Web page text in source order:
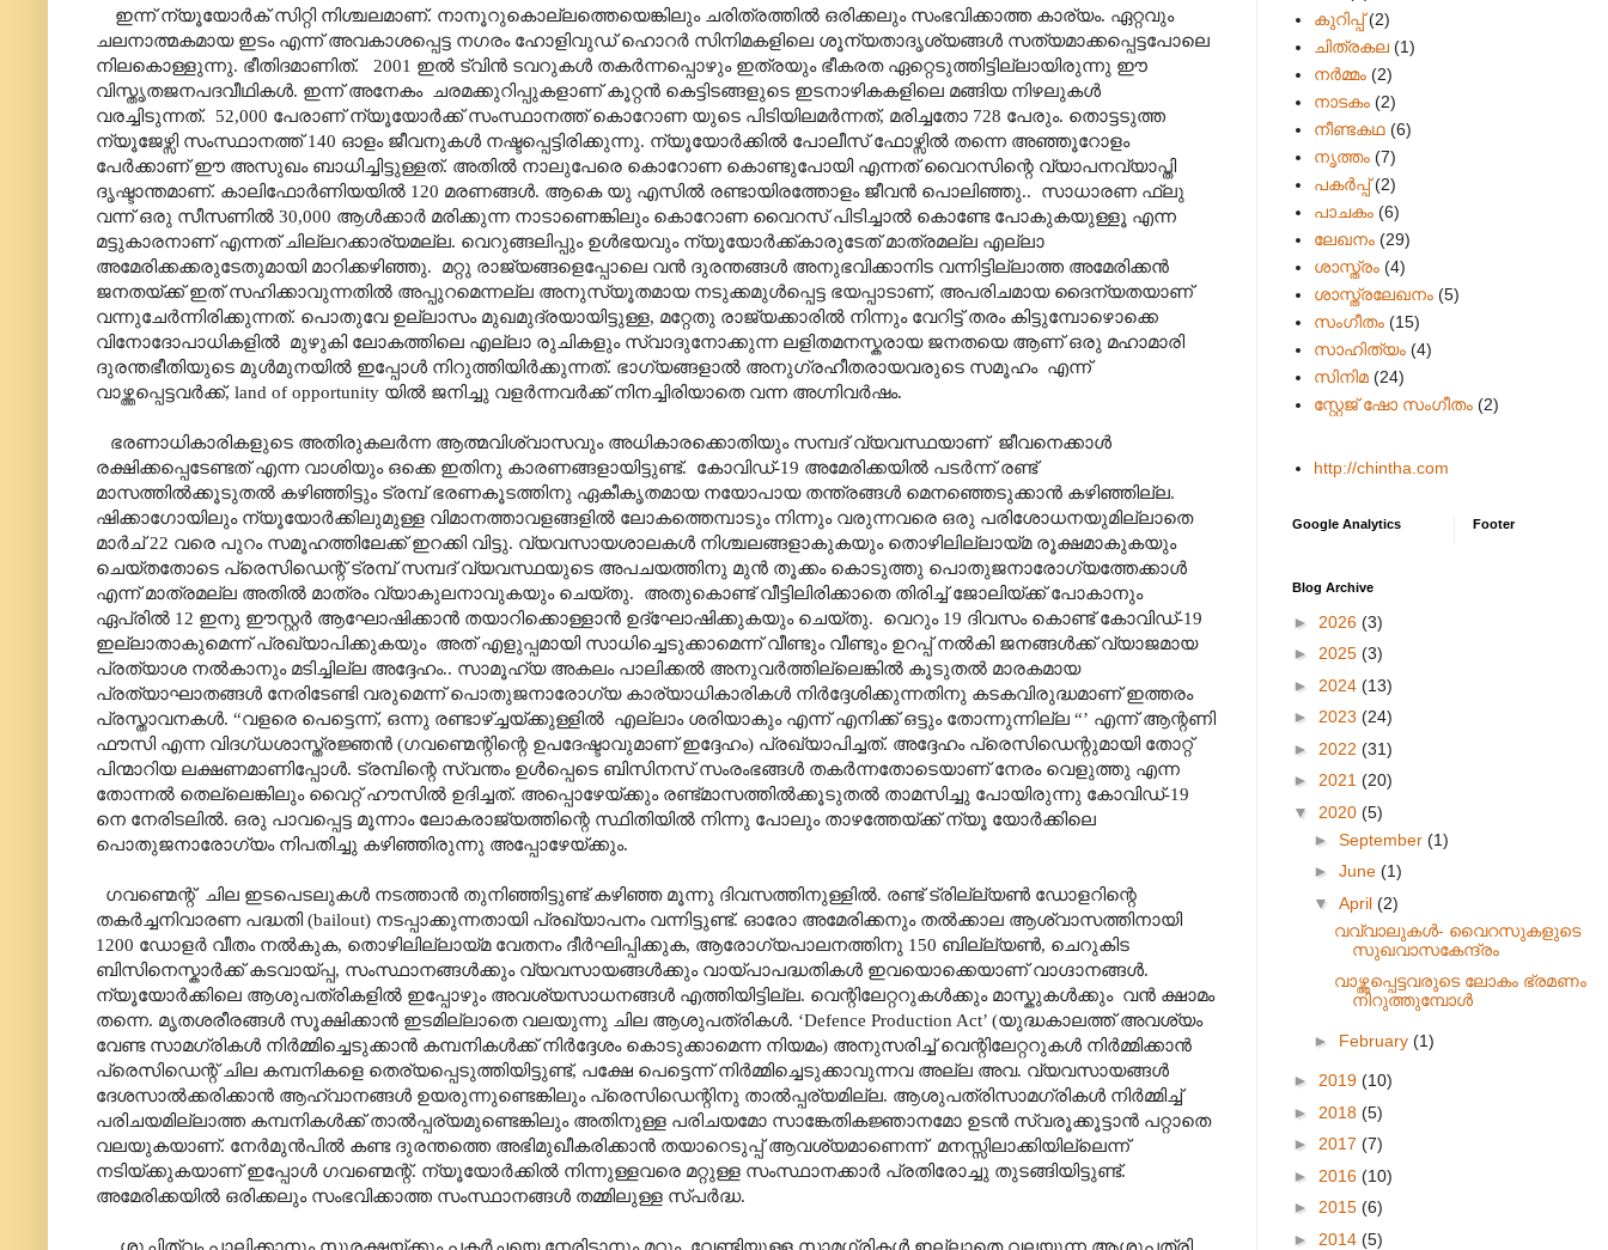
ഇന്ന് ന്യൂയോർക് സിറ്റി നിശ്ചലമാണ്. നാനൂറുകൊല്ലത്തെയെങ്കിലും ചരിത്രത്തിൽ ഒരിക്കലും സംഭവിക്കാത്ത കാര്യം. ഏറ്റവും
ചലനാത്മകമായ ഇടം എന്ന് അവകാശപ്പെട്ട നഗരം ഹോളിവുഡ് ഹൊറർ സിനിമകളിലെ ശൂന്യതാദൃശ്യങ്ങൾ സത്യമാക്കപ്പെട്ടപോലെ
നിലകൊള്ളുന്നു. ഭീതിദമാണിത്.
2001 ഇൽ ട്വിൻ ടവറുകൾ തകർന്നപ്പൊഴും ഇത്രയും ഭീകരത ഏറ്റെടുത്തിട്ടില്ലായിരുന്നു ഈ
വിസ്തൃതജനപദവീഥികൾ. ഇന്ന് അനേകം
ചരമക്കുറിപ്പുകളാണ് കൂറ്റൻ കെട്ടിടങ്ങളുടെ ഇടനാഴികകളിലെ മങ്ങിയ നിഴലുകൾ
വരച്ചിടുന്നത്. 52,000 പേരാണ് ന്യൂയോർക്ക് സംസ്ഥാനത്ത് കൊറോണ യുടെ പിടിയിലമർന്നത്, മരിച്ചതോ 728 പേരും. തൊട്ടടുത്ത
ന്യൂജേഴ്സി സംസ്ഥാനത്ത് 140 ഓളം ജീവനുകൾ നഷ്ടപ്പെട്ടിരിക്കുന്നു. ന്യൂയോർക്കിൽ പോലീസ് ഫോഴ്സിൽ തന്നെ അഞ്ഞൂറോളം
പേർക്കാണ് ഈ അസുഖം ബാധിച്ചിട്ടുള്ളത്. അതിൽ നാലുപേരെ കൊറോണ കൊണ്ടുപോയി എന്നത് വൈറസിന്റെ വ്യാപനവ്യാപ്തി
ദൃഷ്ടാന്തമാണ്. കാലിഫോർണിയയിൽ 1 20 മരണങ്ങൾ. ആകെ യു എസിൽ രണ്ടായിരത്തോളം ജീവൻ പൊലിഞ്ഞു.. സാധാരണ ഫ്ലു
വന്ന് ഒരു സീസണിൽ 30,000 ആൾക്കാർ മരിക്കുന്ന നാടാണെങ്കിലും കൊറോണ വൈറസ് പിടിച്ചാൽ കൊണ്ടേ പോകുകയുള്ളൂ എന്ന
മട്ടുകാരനാണ് എന്നത് ചില്ലറക്കാര്യമല്ല. വെറുങ്ങലിപ്പും ഉൾഭയവും ന്യൂയോർക്ക്കാരുടേത് മാത്രമല്ല എല്ലാ
അമേരിക്കക്കരുടേതുമായി മാറിക്കഴിഞ്ഞു. മറ്റു രാജ്യങ്ങളെപ്പോലെ വൻ ദുരന്തങ്ങൾ അനുഭവിക്കാനിട വന്നിട്ടില്ലാത്ത അമേരിക്കൻ
ജനതയ്ക്ക് ഇത് സഹിക്കാവുന്നതിൽ അപ്പുറമെന്നല്ല അനുസ്യൂതമായ നടുക്കമുൾപ്പെട്ട ഭയപ്പാടാണ്, അപരിചമായ ദൈന്യതയാണ്
വന്നുചേർന്നിരിക്കുന്നത്. പൊതുവേ ഉല്ലാസം മുഖമുദ്രയായിട്ടുള്ള, മറ്റേതു രാജ്യക്കാരിൽ നിന്നും വേറിട്ട് തരം കിട്ടുമ്പോഴൊക്കെ
വിനോദോപാധികളിൽ മുഴുകി ലോകത്തിലെ എല്ലാ രുചികളും സ്വാദുനോക്കുന്ന ലളിതമനസ്കരായ ജനതയെ ആണ് ഒരു മഹാമാരി
ദുരന്തഭീതിയുടെ മുൾമുനയിൽ ഇപ്പോൾ നിറുത്തിയിർക്കുന്നത്. ഭാഗ്യങ്ങളാൽ അനുഗ്രഹീതരായവരുടെ സമൂഹം എന്ന്
വാഴ്ത്തപ്പെട്ടവർക്ക്, land of opportunity യിൽ ജനിച്ചു വളർന്നവർക്ക് നിനച്ചിരിയാതെ വന്ന അഗ്നിവർഷം.
ഭരണാധികാരികളുടെ അതിരുകലർന്ന ആത്മവിശ്വാസവും അധികാരക്കൊതിയും സമ്പദ് വ്യവസ്ഥയാണ് ജീവനെക്കാൾ
രക്ഷിക്കപ്പെടേണ്ടത് എന്ന വാശിയും ഒക്കെ ഇതിനു കാരണങ്ങളായിട്ടുണ്ട്. കോവിഡ്-19 അമേരിക്കയിൽ പടർന്ന് രണ്ട്
മാസത്തിൽക്കൂടുതൽ കഴിഞ്ഞിട്ടും ട്രമ്പ് ഭരണകൂടത്തിനു ഏകീകൃതമായ നയോപായ തന്ത്രങ്ങൾ മെനഞ്ഞെടുക്കാൻ കഴിഞ്ഞില്ല.
ഷിക്കാഗോയിലും ന്യൂയോർക്കിലുമുള്ള വിമാനത്താവളങ്ങളിൽ ലോകത്തെമ്പാടും നിന്നും വരുന്നവരെ ഒരു പരിശോധനയുമില്ലാതെ
മാർച് 22 വരെ പുറം സമൂഹത്തിലേക്ക് ഇറക്കി വിട്ടു. വ്യവസായശാലകൾ നിശ്ചലങ്ങളാകുകയും തൊഴിലില്ലായ്മ രൂക്ഷമാകുകയും
ചെയ്തതോടെ പ്രെസിഡെന്റ് ട്രമ്പ് സമ്പദ് വ്യവസ്ഥയുടെ അപചയത്തിനു മുൻ തൂക്കം കൊടുത്തു പൊതുജനാരോഗ്യത്തേക്കാൾ
എന്ന് മാത്രമല്ല അതിൽ മാത്രം വ്യാകുലനാവുകയും ചെയ്തു. അതുകൊണ്ട് വീട്ടിലിരിക്കാതെ തിരിച്ച് ജോലിയ്ക്ക് പോകാനും
ഏപ്രിൽ 12 ഇനു ഈസ്റ്റർ ആഘോഷിക്കാൻ തയാറിക്കൊള്ളാൻ ഉദ്ഘോഷിക്കുകയും ചെയ്തു. വെറും 19 ദിവസം കൊണ്ട് കോവിഡ്-19
ഇല്ലാതാകുമെന്ന് പ്രഖ്യാപിക്കുകയും അത് എളുപ്പമായി സാധിച്ചെടുക്കാമെന്ന് വീണ്ടും വീണ്ടും ഉറപ്പ് നൽകി ജനങ്ങൾക്ക് വ്യാജമായ
പ്രത്യാശ നൽകാനും മടിച്ചില്ല അദ്ദേഹം.. സാമൂഹ്യ അകലം പാലിക്കൽ അനുവർത്തില്ലെങ്കിൽ കൂടുതൽ മാരകമായ
പ്രത്യാഘാതങ്ങൾ നേരിടേണ്ടി വരുമെന്ന് പൊതുജനാരോഗ്യ കാര്യാധികാരികൾ നിർദ്ദേശിക്കുന്നതിനു കടകവിരുദ്ധമാണ് ഇത്തരം
പ്രസ്താവനകൾ. “വളരെ പെട്ടെന്ന്, ഒന്നു രണ്ടാഴ്ച്ചയ്ക്കുള്ളിൽ എല്ലാം ശരിയാകും എന്ന് എനിക്ക് ഒട്ടും തോന്നുന്നില്ല “’ എന്ന് ആന്റണി
ഫൗസി എന്ന വിദഗ്ധശാസ്ത്രജ്ഞൻ (ഗവണ്മെന്റിന്റെ ഉപദേഷ്ടാവുമാണ് ഇദ്ദേഹം) പ്രഖ്യാപിച്ചത്. അദ്ദേഹം പ്രെസിഡെന്റുമായി തോറ്റ്
പിന്മാറിയ ലക്ഷണമാണിപ്പോൾ. ട്രമ്പിന്റെ സ്വന്തം ഉൾപ്പെടെ ബിസിനസ് സംരംഭങ്ങൾ തകർന്നതോടെയാണ് നേരം വെളുത്തു എന്ന
തോന്നൽ തെല്ലെങ്കിലും വൈറ്റ് ഹൗസിൽ ഉദിച്ചത്. അപ്പൊഴേയ്ക്കും രണ്ട്മാസത്തിൽക്കൂടുതൽ താമസിച്ചു പോയിരുന്നു കോവിഡ്-19
നെ നേരിടലിൽ. ഒരു പാവപ്പെട്ട മൂന്നാം ലോകരാജ്യത്തിന്റെ സ്ഥിതിയിൽ നിന്നു പോലും താഴത്തേയ്ക്ക് ന്യൂ യോർക്കിലെ
പൊതുജനാരോഗ്യം നിപതിച്ചു കഴിഞ്ഞിരുന്നു അപ്പോഴേയ്ക്കും.
ഗവണ്മെന്റ് ചില ഇടപെടലുകൾ നടത്താൻ തുനിഞ്ഞിട്ടുണ്ട് കഴിഞ്ഞ മൂന്നു ദിവസത്തിനുള്ളിൽ. രണ്ട് ട്രില്ല്യൺ ഡോളറിന്റെ
തകർച്ചനിവാരണ പദ്ധതി (bailout) നടപ്പാക്കുന്നതായി പ്രഖ്യാപനം വന്നിട്ടുണ്ട്. ഓരോ അമേരിക്കനും തൽക്കാല ആശ്വാസത്തിനായി
1200 ഡോളർ വീതം നൽകുക, തൊഴിലില്ലായ്മ വേതനം ദീർഘിപ്പിക്കുക, ആരോഗ്യപാലനത്തിനു 150 ബില്ല്യൺ, ചെറുകിട
ബിസിനെസ്കാർക്ക് കടവായ്പ്പ, സംസ്ഥാനങ്ങൾക്കും വ്യവസായങ്ങൾക്കും വായ്പാപദ്ധതികൾ ഇവയൊക്കെയാണ് വാഗ്ദാനങ്ങൾ.
ന്യൂയോർക്കിലെ ആശുപത്രികളിൽ ഇപ്പോഴും അവശ്യസാധനങ്ങൾ എത്തിയിട്ടില്ല. വെന്റിലേറ്ററുകൾക്കും മാസ്കുകൾക്കും വൻ ക്ഷാമം
തന്നെ. മൃതശരീരങ്ങൾ സൂക്ഷിക്കാൻ ഇടമില്ലാതെ വലയുന്നു ചില ആശുപത്രികൾ. ‘Defence Production Act’ (യുദ്ധകാലത്ത് അവശ്യം
വേണ്ട സാമഗ്രികൾ നിർമ്മിച്ചെടുക്കാൻ കമ്പനികൾക്ക് നിർദ്ദേശം കൊടുക്കാമെന്ന നിയമം) അനുസരിച്ച് വെന്റിലേറ്ററുകൾ നിർമ്മിക്കാൻ
പ്രെസിഡെന്റ് ചില കമ്പനികളെ തെര്യപ്പെടുത്തിയിട്ടുണ്ട്, പക്ഷേ പെട്ടെന്ന് നിർമ്മിച്ചെടുക്കാവുന്നവ അല്ല അവ. വ്യവസായങ്ങൾ
ദേശസാൽക്കരിക്കാൻ ആഹ്വാനങ്ങൾ ഉയരുന്നുണ്ടെങ്കിലും പ്രെസിഡെന്റിനു താൽപ്പര്യമില്ല. ആശുപത്രിസാമഗ്രികൾ നിർമ്മിച്ച്
പരിചയമില്ലാത്ത കമ്പനികൾക്ക് താൽപ്പര്യമുണ്ടെങ്കിലും അതിനുള്ള പരിചയമോ സാങ്കേതികജ്ഞാനമോ ഉടൻ സ്വരൂക്കൂട്ടാൻ പറ്റാതെ
വലയുകയാണ്. നേർമുൻപിൽ കണ്ട ദുരന്തത്തെ അഭിമുഖീകരിക്കാൻ തയാറെടുപ്പ് ആവശ്യമാണെന്ന് മനസ്സിലാക്കിയില്ലെന്ന്
നടിയ്ക്കുകയാണ് ഇപ്പോൾ ഗവണ്മെന്റ്. ന്യൂയോർക്കിൽ നിന്നുള്ളവരെ മറ്റുള്ള സംസ്ഥാനക്കാർ പ്രതിരോച്ചു തുടങ്ങിയിട്ടുണ്ട്.
അമേരിക്കയിൽ ഒരിക്കലും സംഭവിക്കാത്ത സംസ്ഥാനങ്ങൾ തമ്മിലുള്ള സ്പർദ്ധ.
കുറിപ്പ് (2)
ചിത്രകല (1)
നർമ്മം (2)
നാടകം (2)
നീണ്ടകഥ (6)
നൃത്തം (7)
പകര്‍പ്പ് (2)
പാചകം (6)
ലേഖനം (29)
ശാസ്ത്രം (4)
ശാസ്ത്രലേഖനം (5)
സംഗീതം (15)
സാഹിത്യം (4)
സിനിമ (24)
സ്റ്റേജ് ഷോ സംഗീതം (2)
http://chintha.com
Google Analytics Footer
Blog Archive
► 2026 (3)
► 2025 (3)
► 2024 (13)
► 2023 (24)
► 2022 (31)
► 2021 (20)
▼ 2020 (5)
► September (1)
► June (1)
▼ April (2)
വവ്വാലുകൾ- വൈറസുകളുടെ
സുഖവാസകേന്ദ്രം
വാഴ്ത്തപ്പെട്ടവരുടെ ലോകം ഭ്രമണം
നിറുത്തുമ്പോൾ
► February (1)
► 2019 (10)
► 2018 (5)
► 2017 (7)
► 2016 (10)
► 2015 (6)
► 2014 (5)